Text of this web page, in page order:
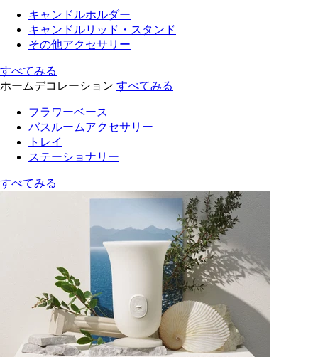
キャンドルホルダー
キャンドルリッド・スタンド
その他アクセサリー
すべてみる
ホームデコレーション すべてみる
フラワーベース
バスルームアクセサリー
トレイ
ステーショナリー
すべてみる